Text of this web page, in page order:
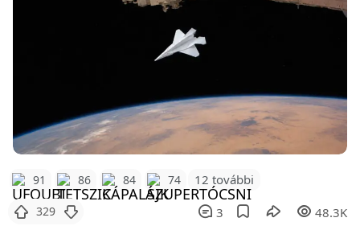
91 86 84 74 12 további
329 3 48.3K